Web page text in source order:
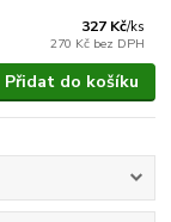
327 Kč/ks
270 Kč bez DPH
Přidat do košíku